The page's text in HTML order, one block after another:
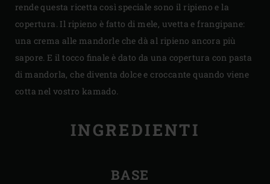
rende questa ricetta così speciale sono il ripieno e la
copertura. Il ripieno è fatto di mele, uvetta e frangipane:
una crema alle mandorle che dà al ripieno ancora più
sapore. E il tocco finale è dato da una copertura con pasta
di mandorla, che diventa dolce e croccante quando viene
cotta nel vostro kamado.
INGREDIENTI
BASE